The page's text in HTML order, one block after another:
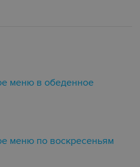
меню в обеденное
меню по воскресеньям